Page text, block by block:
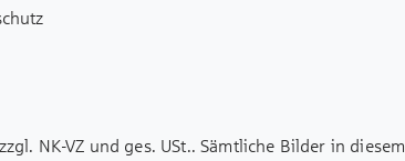
NK-VZ und ges. USt.. Sämtliche Bilder in diesem